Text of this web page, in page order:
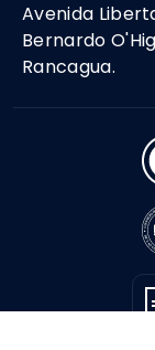
Avenida
Bernardo
Rancagua.